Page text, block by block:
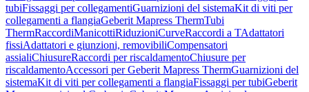
tubiFissaggi per collegamentiGuarnizioni del sistemaKit di viti per
collegamenti a flangiaGeberit Mapress ThermTubi
ThermRaccordiManicottiRiduzioniCurveRaccordi a TAdattatori
fissiAdattatori e giunzioni, removibiliCompensatori
assialiChiusureRaccordi per riscaldamentoChiusure per
riscaldamentoAccessori per Geberit Mapress ThermGuarnizioni del
sistemaKit di viti per collegamenti a flangiaFissaggi per tubiGeberit